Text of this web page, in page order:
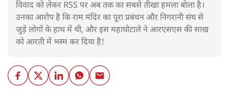
विवाद को लेकर RSS पर अब तक का सबसे तीखा हमला बोला है।
उनका आरोप है कि राम मंदिर का पूरा प्रबंधन और निगरानी संघ से
जुड़े लोगों के हाथ में थी, और इस महाघोटाले ने आरएसएस की साख
को आरती में भस्म कर दिया है!